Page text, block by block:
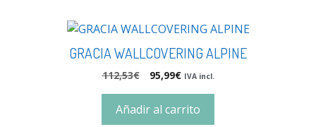
GRACIA WALLCOVERING ALPINE
112,53€ 95,99€ IVA incl.
Añadir al carrito